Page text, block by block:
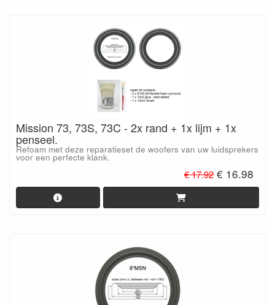
Mission 73, 73S, 73C - 2x rand + 1x lijm + 1x
penseel.
Refoam met deze reparatieset de woofers van uw luidsprekers
voor een perfecte klank.
€ 17.92 € 16.98